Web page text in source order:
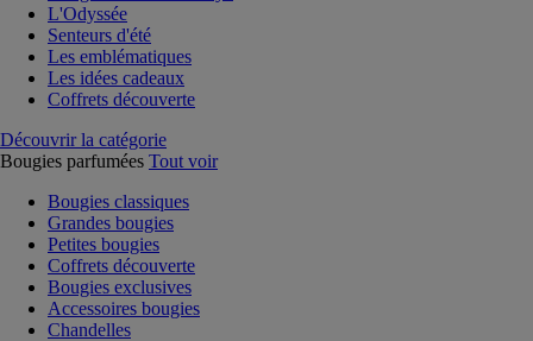
L'Odyssée
Senteurs d'été
Les emblématiques
Les idées cadeaux
Coffrets découverte
Découvrir la catégorie
Bougies parfumées Tout voir
Bougies classiques
Grandes bougies
Petites bougies
Coffrets découverte
Bougies exclusives
Accessoires bougies
Chandelles